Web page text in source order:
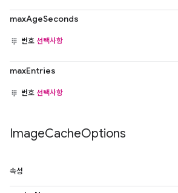
maxAgeSeconds
번호 선택사항
maxEntries
번호 선택사항
ImageCacheOptions
속성